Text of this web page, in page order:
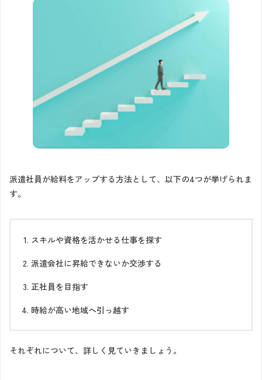
派遣社員が給料をアップする方法として、以下の4つが挙げられま
す。
スキルや資格を活かせる仕事を探す
派遣会社に昇給できないか交渉する
正社員を目指す
時給が高い地域へ引っ越す
それぞれについて、詳しく見ていきましょう。